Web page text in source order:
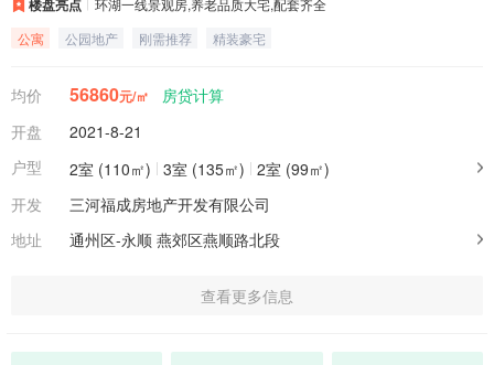
楼盘亮点
环湖一线景观房,养老品质大宅,配套齐全
公寓
公园地产 刚需推荐 精装豪宅
均价 56860元/㎡
房贷计算
开盘
2021-8-21
户型
2室 (110㎡) 3室 (135㎡) 2室 (99㎡)
开发
三河福成房地产开发有限公司
地址
通州区-永顺 燕郊区燕顺路北段
查看更多信息